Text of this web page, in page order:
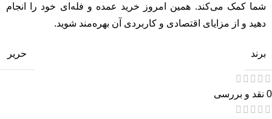
شما کمک می‌کند. همین امروز خرید عمده و فله‌ای خود را انجام
دهید و از مزایای اقتصادی و کاربردی آن بهره‌مند شوید.
برند حریر
0 نقد و بررسی